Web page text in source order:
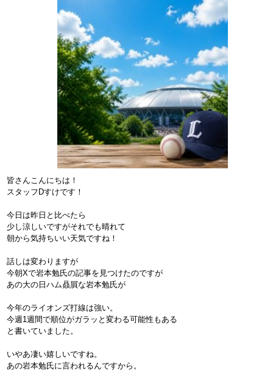
皆さんこんにちは！
スタッフDすけです！
今日は昨日と比べたら
少し涼しいですがそれでも晴れて
朝から気持ちいい天気ですね！
話しは変わりますが
今朝Xで岩本勉氏の記事を見つけたのですが
あの大の日ハム贔屓な岩本勉氏が
今年のライオンズ打線は強い。
今週1週間で順位がガラッと変わる可能性もある
と書いていました。
いやあ凄い嬉しいですね。
あの岩本勉氏に言われるんですから。